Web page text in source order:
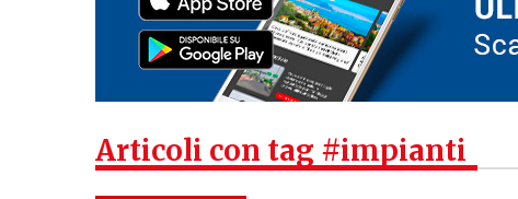
Articoli con tag #impianti